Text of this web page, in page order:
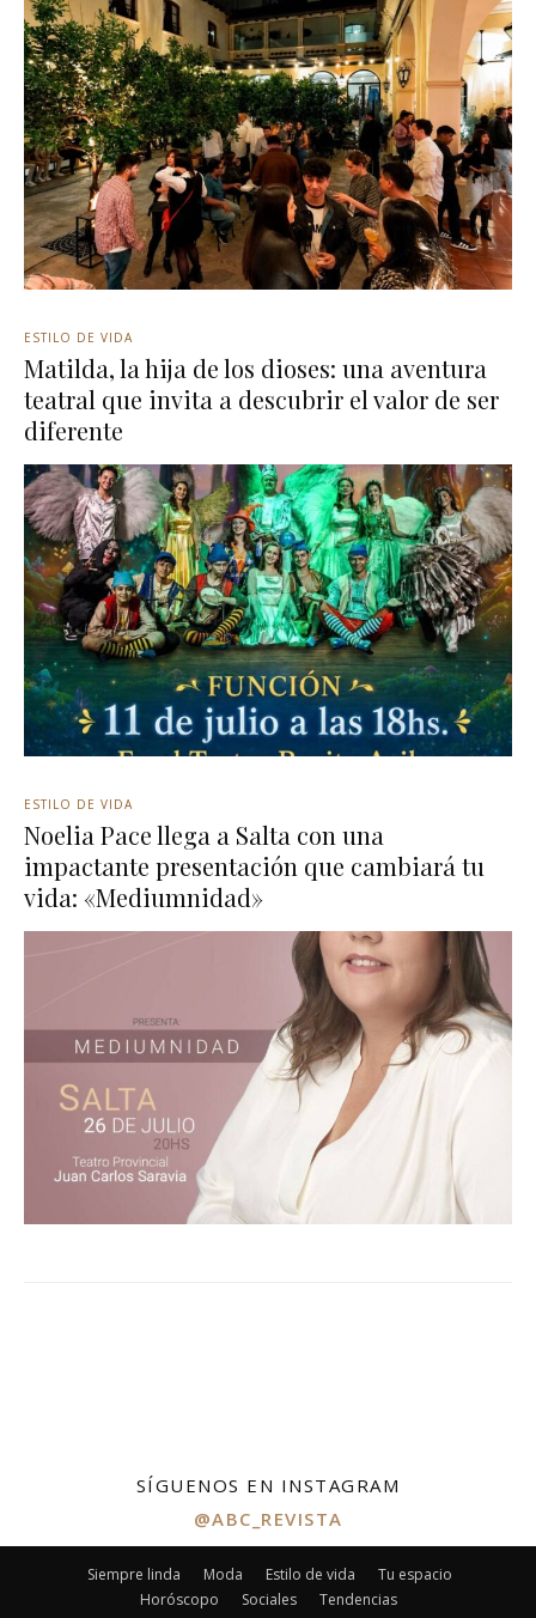
ESTILO DE VIDA
Matilda, la hija de los dioses: una aventura
teatral que invita a descubrir el valor de ser
diferente
ESTILO DE VIDA
Noelia Pace llega a Salta con una
impactante presentación que cambiará tu
vida: «Mediumnidad»
SÍGUENOS EN INSTAGRAM
@ABC_REVISTA
Siempre linda Moda Estilo de vida
Tu espacio
Horóscopo
Sociales Tendencias